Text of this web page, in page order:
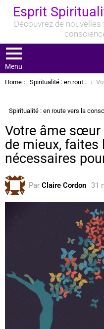
Esprit
Découvrez de
Menu
You are here:
Home Spiritualité : en route vers la conscience spirituelle Votre âme
Spiritualité : en route vers la
Votre âme sœur
de mieux,
nécessaires
Par Claire Cordon 31